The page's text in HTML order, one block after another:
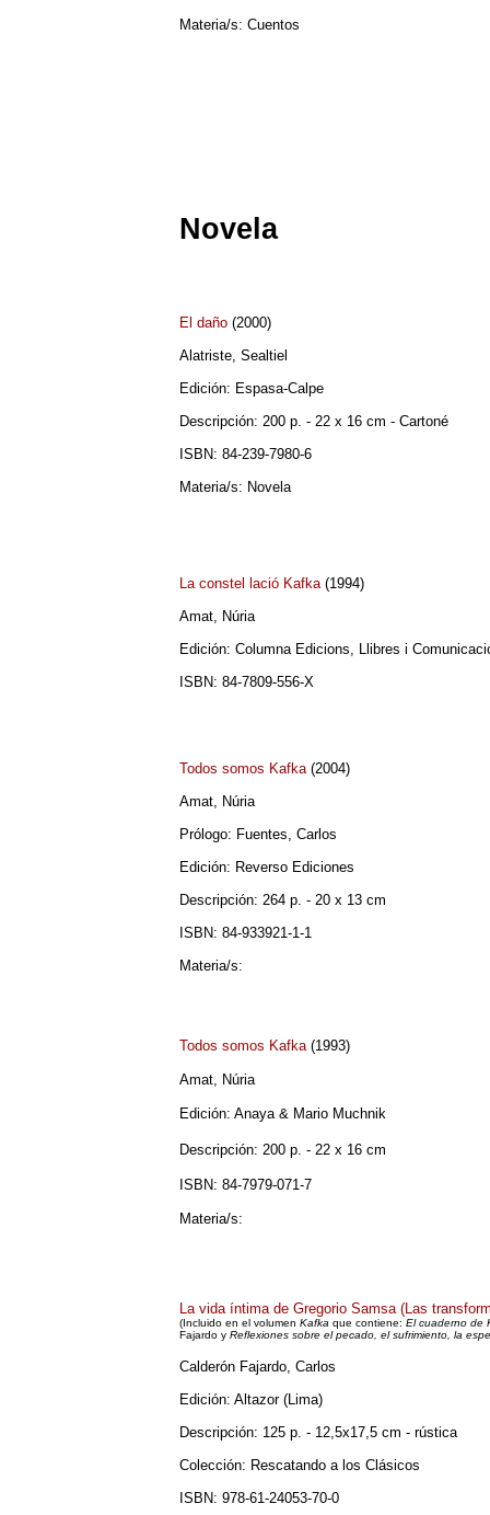
Materia/s: Cuentos
Novela
El daño (2000)
Alatriste, Sealtiel
Edición: Espasa-Calpe
Descripción: 200 p. - 22 x 16 cm - Cartoné
ISBN: 84-239-7980-6
Materia/s: Novela
La constel lació Kafka(1994)
Amat, Núria
Edición: Columna Edicions, Llibres i
ISBN: 84-7809-556-X
Todos somos Kafka(2004)
Amat, Núria
Prólogo: Fuentes, Carlos
Edición: Reverso Ediciones
Descripción: 264 p. - 20 x 13 cm
ISBN: 84-933921-1-1
Materia/s:
Todos somos Kafka(1993)
Amat, Núria
Edición: Anaya & Mario Muchnik
Descripción: 200 p. - 22 x 16 cm
ISBN: 84-7979-071-7
Materia/s:
La vida íntima de Gregorio Samsa (Las
(Incluido en el volumen Kafka que contiene: El cuaderno de
Fajardo y Reflexiones sobre el pecado, el sufrimiento, la
Calderón Fajardo, Carlos
Edición: Altazor (Lima)
Descripción: 125 p. - 12,5x17,5 cm - rústica
Colección: Rescatando a los Clásicos
ISBN: 978-61-24053-70-0